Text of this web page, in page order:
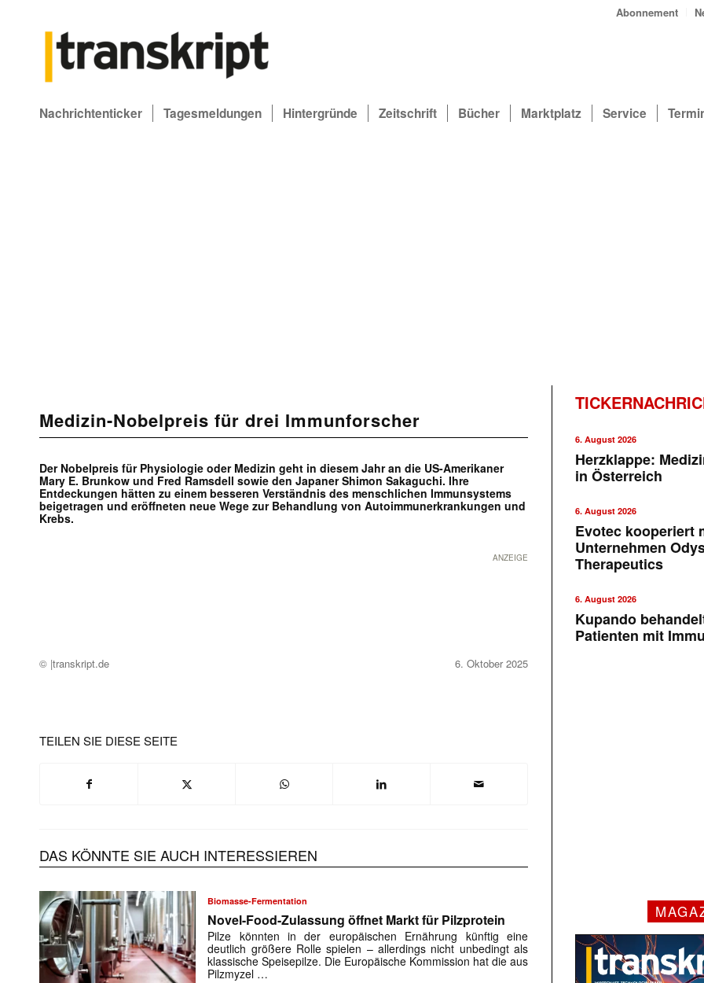
Abonnement
Nachrichtenticker Tagesmeldungen Hintergründe Zeitschrift Bücher Marktplatz Service
Medizin-Nobelpreis für drei Immunforscher
Der Nobelpreis für Physiologie oder Medizin geht in diesem Jahr an die US-Amerikaner
Mary E. Brunkow und Fred Ramsdell sowie den Japaner Shimon Sakaguchi. Ihre
Entdeckungen hätten zu einem besseren Verständnis des menschlichen Immunsystems
beigetragen und eröffneten neue Wege zur Behandlung von Autoimmunerkrankungen und
Krebs.
ANZEIGE
© |transkript.de 6. Oktober 2025
TEILEN SIE DIESE SEITE
DAS KÖNNTE SIE AUCH INTERESSIEREN
Biomasse-Fermentation
Novel-Food-Zulassung öffnet Markt für Pilzprotein
Pilze könnten in der europäischen Ernährung künftig eine
deutlich größere Rolle spielen – allerdings nicht unbedingt als
klassische Speisepilze. Die Europäische Kommission hat die aus
Pilzmyzel …
6. August 2026
Herzklappe:
in Österreich
6. August 2026
Evotec kooperiert
Unternehmen
Therapeutics
6. August 2026
Kupando
Patienten mit